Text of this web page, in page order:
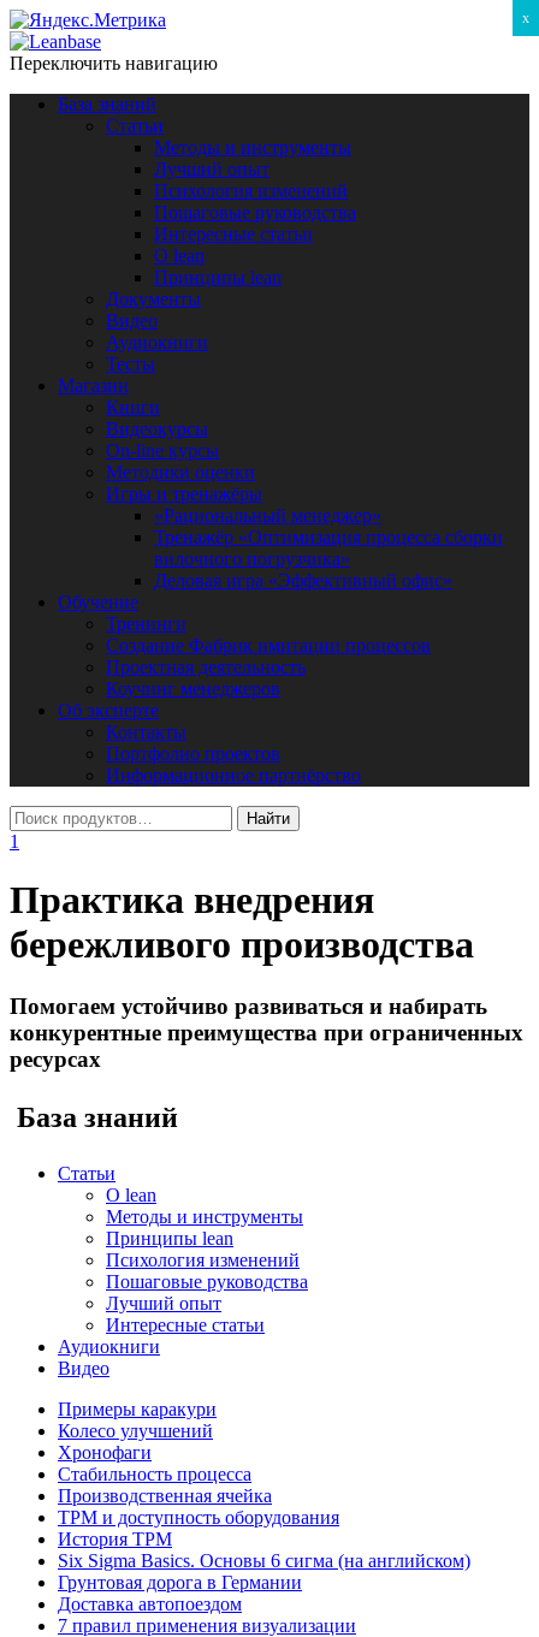
Переключить навигацию
База знаний
Статьи
Методы и инструменты
Лучший опыт
Психология изменений
Пошаговые руководства
Интересные статьи
O lean
Принципы lean
Документы
Видео
Аудиокниги
Тесты
Магазин
Книги
Видеокурсы
On-line курсы
Методики оценки
Игры и тренажёры
«Рациональный менеджер»
Тренажёр «Оптимизация процесса сборки
вилочного погрузчика»
Деловая игра «Эффективный офис»
Обучение
Тренинги
Создание Фабрик имитации процессов
Проектная деятельность
Коучинг менеджеров
Об эксперте
Контакты
Портфолио проектов
Информационное партнёрство
1
Практика внедрения
бережливого производства
Помогаем устойчиво развиваться и набирать
конкурентные преимущества при ограниченных
ресурсах
База знаний
Статьи
O lean
Методы и инструменты
Принципы lean
Психология изменений
Пошаговые руководства
Лучший опыт
Интересные статьи
Аудиокниги
Видео
Примеры каракури
Колесо улучшений
Хронофаги
Стабильность процесса
Производственная ячейка
TPM и доступность оборудования
История TPM
Six Sigma Basics. Основы 6 сигма (на английском)
Грунтовая дорога в Германии
Доставка автопоездом
7 правил применения визуализации
x